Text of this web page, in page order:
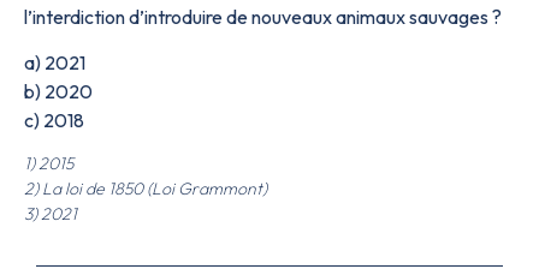
l’interdiction d’introduire de nouveaux animaux sauvages ?
a) 2021
b) 2020
c) 2018
1) 2015
2) La loi de 1850 (Loi Grammont)
3) 2021